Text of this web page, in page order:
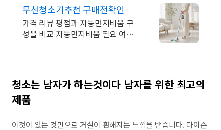
무선청소기추천 구매전확인
가격 리뷰 평점과 자동먼지비움 구
성을 비교 자동먼지비움 필요 여부
청소는 남자가 하는것이다 남자를 위한 최고의
제품
이것이 있는 것만으로 거실이 환해지는 느낌을 받습니다. 다이슨